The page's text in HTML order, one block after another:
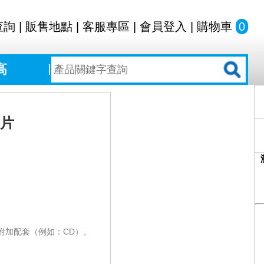
詢 販售地點 客服專區 會員登入 購物車 0
配套（例如：CD）。